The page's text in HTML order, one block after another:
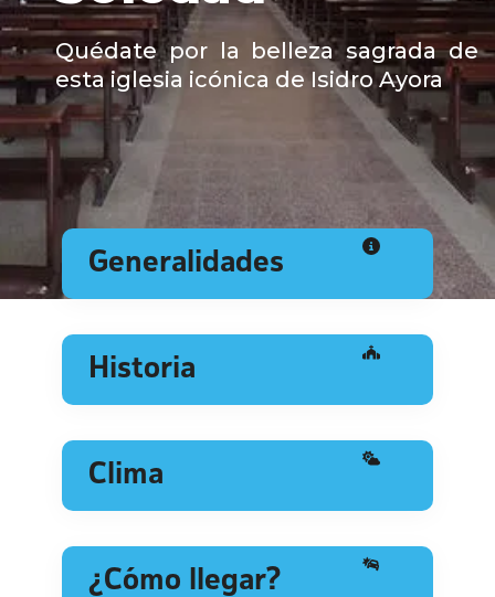
Quédate por la belleza sagrada de
esta iglesia icónica de Isidro Ayora
Generalidades
Historia
Clima
¿Cómo llegar?